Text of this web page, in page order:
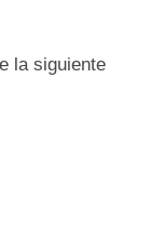
la siguiente